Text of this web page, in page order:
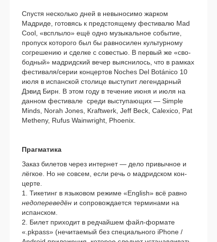
Спустя несколь­ко дней в невы­но­си­мо жар­ком
Мадриде, гото­вясь к пред­сто­я­ще­му фести­ва­лю Mad
Cool, «всплы­ло» ещё одно музы­каль­ное собы­тие,
про­пуск кото­ро­го был бы рав­но­си­лен куль­тур­но­му
согре­ше­нию и сдел­ке с сове­стью. В пер­вый же «сво­
бод­ный» мад­рид­ский вечер выяс­ни­лось, что в рам­ках
фестиваля/серии кон­цер­тов Noches Del Botánico 10
июля в испан­ской сто­ли­це высту­пит леген­дар­ный
Дэвид Бирн. В этом году в тече­ние июня и июля на
дан­ном фести­ва­ле сре­ди высту­па­ю­щих — Simple
Minds, Norah Jones, Kraftwerk, Jeff Beck, Calexico, Pat
Metheny, Rufus Wainwright, Phoenix.
Прагматика
Заказ биле­тов через интер­нет — дело при­выч­ное и
лёг­кое. Но не совсем, если речь о мад­рид­ском кон­
цер­те.
1. Тикетинг в язы­ко­вом режи­ме «English» всё рав­но
недо­пе­ре­ве­дён и сопро­вож­да­ет­ся тер­ми­на­ми на
испан­ском.
2. Билет при­хо­дит в ред­чай­шем файл-формате
«.pkpass» (нечи­та­е­мый без спе­ци­аль­но­го iPhone /